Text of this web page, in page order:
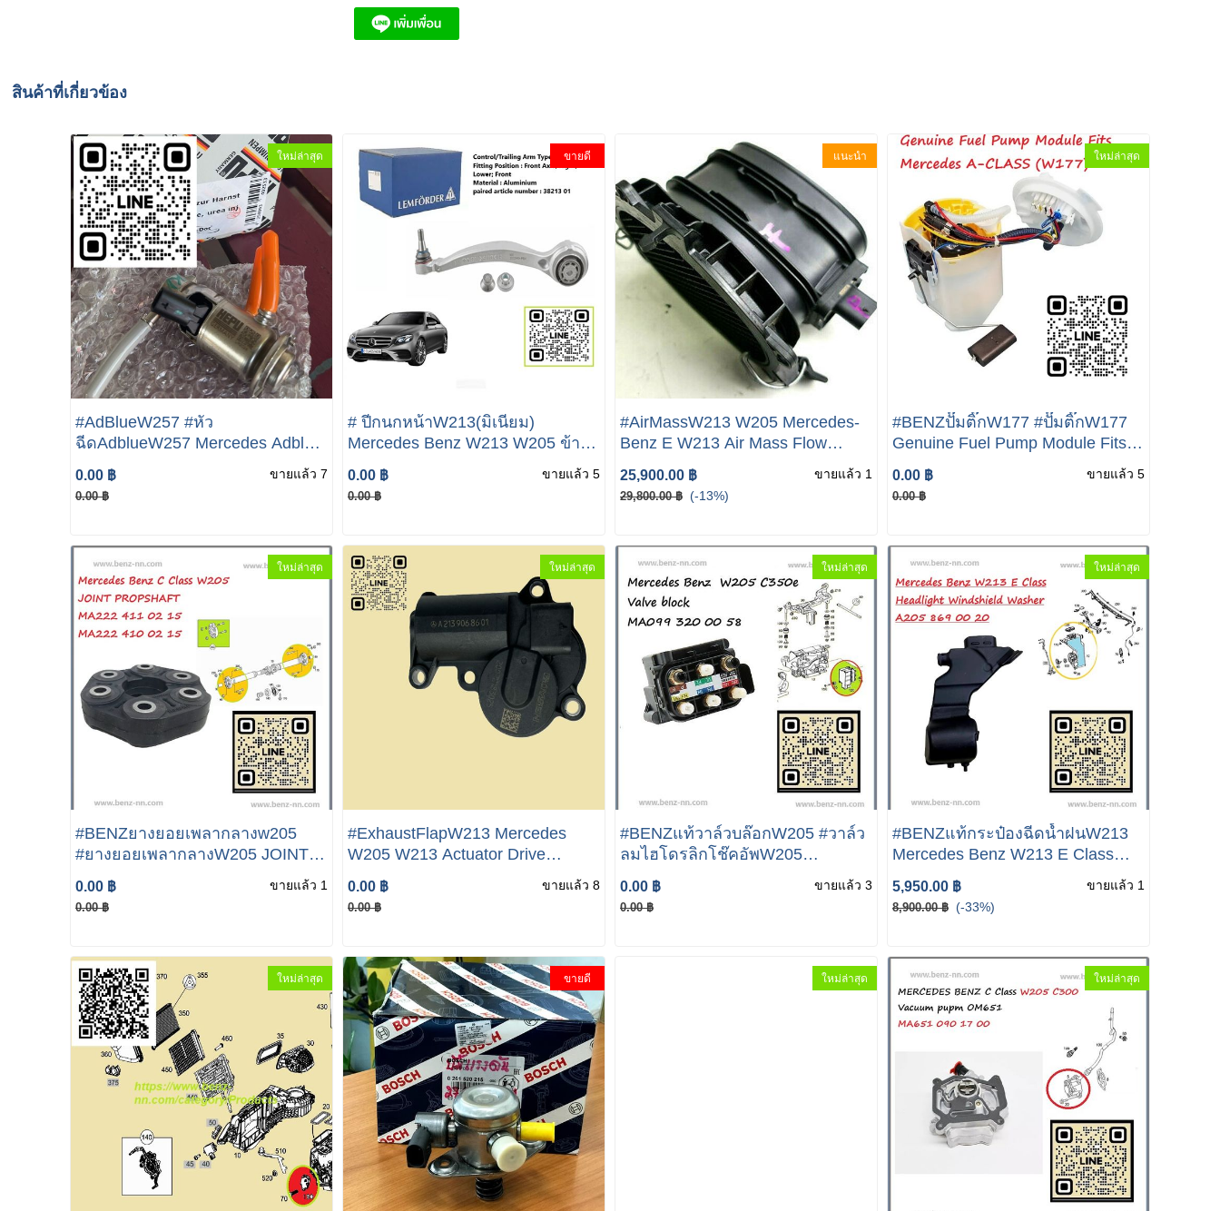
สินค้าที่เกี่ยวข้อง
ใหม่ล่าสุด
#AdBlueW257 #หัว
ฉีดAdblueW257 Mercedes Adblue
Injektor W205 W213 W238
A0004900200 AdBlue Injector For
2019-2020 Mercedes-Sprinter
0.00 ฿
0.00 ฿
ขายแล้ว 7
ขายดี
# ปีกนกหน้าW213(มิเนียม)
Mercedes Benz W213 W205 ข้าง
ขวา Lemforder #38214 01 019
(2053301605) ปีกนกล่างW213(อลู
มีเนียม) (คู่ ซ้าย+ขวา) W205 W213
0.00 ฿
0.00 ฿
ขายแล้ว 5
แนะนำ
#AirMassW213 W205 Mercedes-
Benz E W213 Air Mass Flow
Sensor A6540900048 Genuine
25,900.00 ฿
29,800.00 ฿ (-13%)
ขายแล้ว 1
ใหม่ล่าสุด
#BENZปั๊มติ๊กW177 #ปั๊มติ๊กW177
Genuine Fuel Pump Module Fits
Mercedes A-CLASS (W177) B-
CLASS (W247) CLA (C118) BENZ
ปั๊มติ๊ก
0.00 ฿
0.00 ฿
ขายแล้ว 5
ใหม่ล่าสุด
#BENZยางยอยเพลากลางw205
#ยางยอยเพลากลางW205 JOINT
PROPSHAFT Mercedes Benz C
Class 350e A222 411 02 15 A222
410 02 15
0.00 ฿
0.00 ฿
ขายแล้ว 1
ใหม่ล่าสุด
#ExhaustFlapW213 Mercedes
W205 W213 Actuator Drive
Exhaust Flap Control Unit
A2139068601
0.00 ฿
0.00 ฿
ขายแล้ว 8
ใหม่ล่าสุด
#BENZแท้วาล์วบล๊อกW205 #วาล์ว
ลมไฮโดรลิกโช๊คอัพW205
Mercedes Benz W205 W222
W217 เบอร์ A099 320 00 58
(MADE IN GERMANY)
0.00 ฿
0.00 ฿
ขายแล้ว 3
ใหม่ล่าสุด
#BENZแท้กระป๋องฉีดน้ำฝนW213
Mercedes Benz W213 E Class
W205 W253 เบอร์ MA205 869 00
20 Mercedes-Benz Windshield
Washer Fluid Reservoir A205 869
5,950.00 ฿
8,900.00 ฿ (-33%)
ขายแล้ว 1
ใหม่ล่าสุด ขายดี ใหม่ล่าสุด ใหม่ล่าสุด